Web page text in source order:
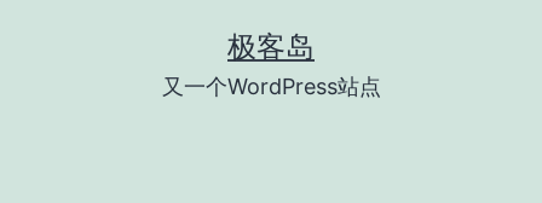
极客岛
又一个WordPress站点